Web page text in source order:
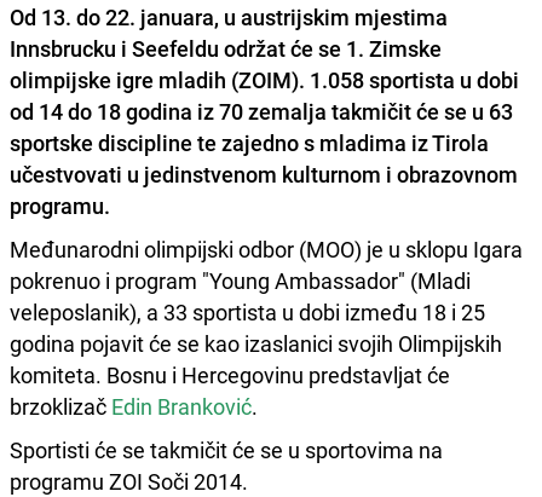
Od 13. do 22. januara, u austrijskim mjestima
Innsbrucku i Seefeldu održat će se 1. Zimske
olimpijske igre mladih (ZOIM). 1.058 sportista u dobi
od 14 do 18 godina iz 70 zemalja takmičit će se u 63
sportske discipline te zajedno s mladima iz Tirola
učestvovati u jedinstvenom kulturnom i obrazovnom
programu.
Međunarodni olimpijski odbor (MOO) je u sklopu Igara
pokrenuo i program "Young Ambassador" (Mladi
veleposlanik), a 33 sportista u dobi između 18 i 25
godina pojavit će se kao izaslanici svojih Olimpijskih
komiteta. Bosnu i Hercegovinu predstavljat će
brzoklizač Edin Branković.
Sportisti će se takmičit će se u sportovima na
programu ZOI Soči 2014.